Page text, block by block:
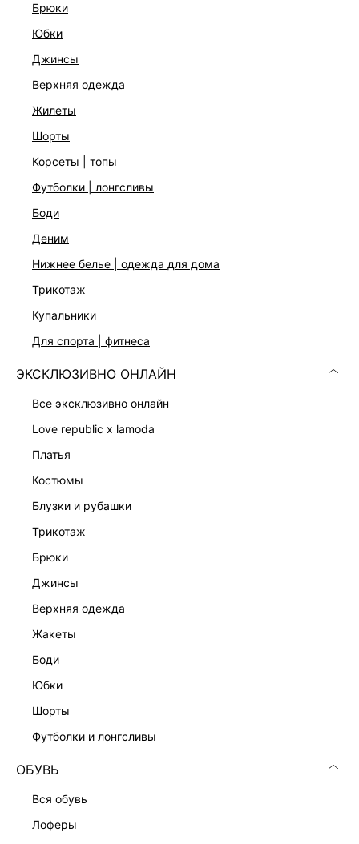
брюки
юбки
джинсы
верхняя одежда
жилеты
шорты
корсеты | топы
футболки | лонгсливы
боди
деним
нижнее белье | одежда для дома
трикотаж
купальники
для спорта | фитнеса
ЭКСКЛЮЗИВНО ОНЛАЙН
все эксклюзивно онлайн
love republic x lamoda
платья
костюмы
блузки и рубашки
трикотаж
брюки
джинсы
верхняя одежда
жакеты
боди
юбки
шорты
футболки и лонгсливы
ОБУВЬ
вся обувь
лоферы
ДЖИНСЫ WIDE LEG
4 999 ₽-68%1 599 ₽